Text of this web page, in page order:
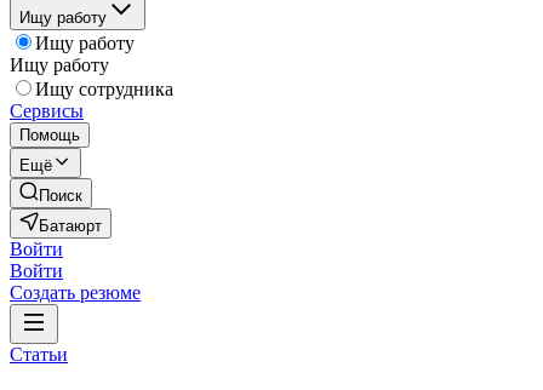
Ищу работу
Ищу работу
Ищу работу
Ищу сотрудника
Сервисы
Помощь
Ещё
Поиск
Батаюрт
Войти
Войти
Создать резюме
Статьи